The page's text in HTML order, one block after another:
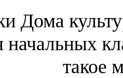
Дома
начальных
такое